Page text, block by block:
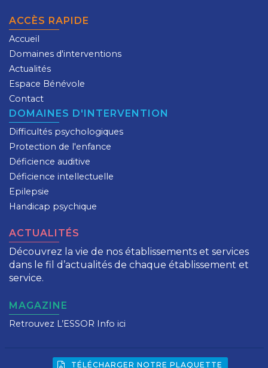
ACCÈS RAPIDE
Accueil
Domaines d'interventions
Actualités
Espace Bénévole
Contact
DOMAINES D'INTERVENTION
Difficultés psychologiques
Protection de l'enfance
Déficience auditive
Déficience intellectuelle
Epilepsie
Handicap psychique
ACTUALITÉS
Découvrez la vie de nos établissements et services
dans le fil d’actualités de chaque établissement et
service.
MAGAZINE
Retrouvez L’ESSOR Info ici
TÉLÉCHARGER NOTRE PLAQUETTE